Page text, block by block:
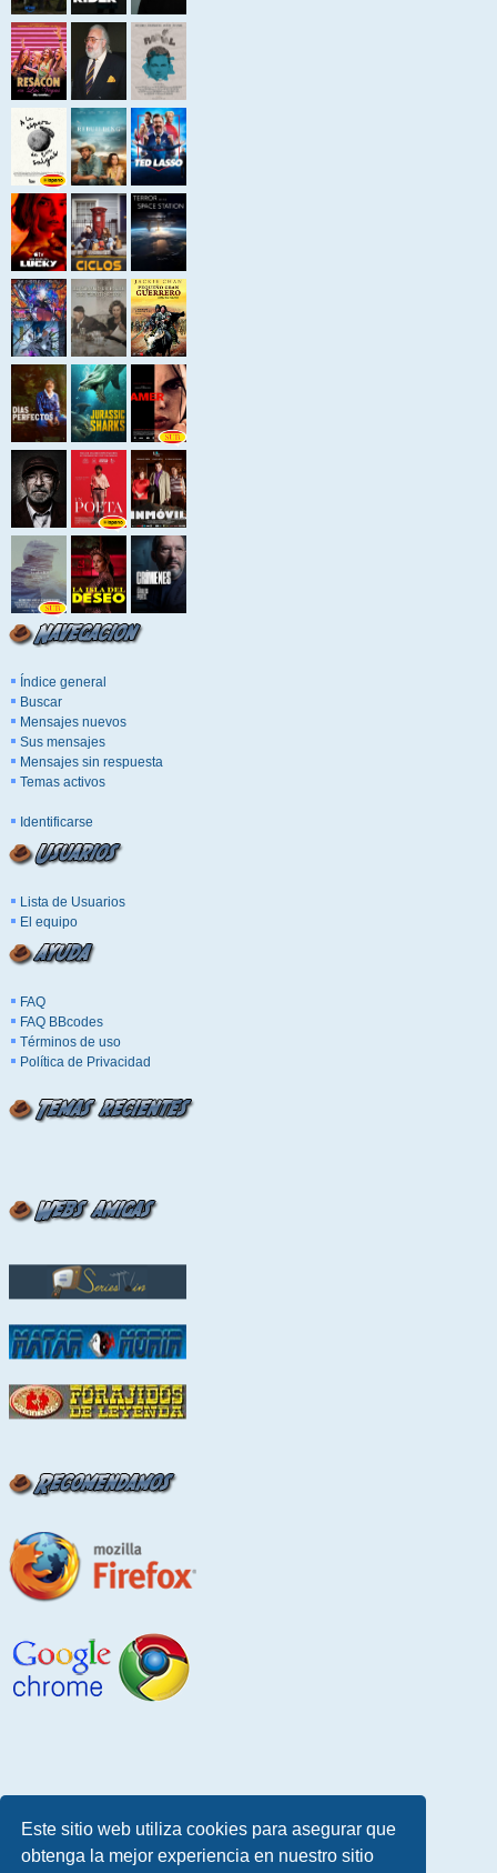
Este sitio web utiliza cookies para asegurar que
obtenga la mejor experiencia en nuestro sitio
Índice general
Buscar
Mensajes nuevos
Sus mensajes
Mensajes sin respuesta
Temas activos
Identificarse
Lista de Usuarios
El equipo
FAQ
FAQ BBcodes
Términos de uso
Política de Privacidad